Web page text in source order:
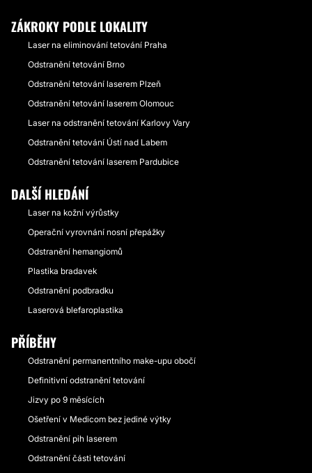
ZÁKROKY PODLE LOKALITY
Laser na eliminování tetování Praha
Odstranění tetování Brno
Odstranění tetování laserem Plzeň
Odstranění tetování laserem Olomouc
Laser na odstranění tetování Karlovy Vary
Odstranění tetování Ústí nad Labem
Odstranění tetování laserem Pardubice
DALŠÍ HLEDÁNÍ
Laser na kožní výrůstky
Operační vyrovnání nosní přepážky
Odstranění hemangiomů
Plastika bradavek
Odstranění podbradku
Laserová blefaroplastika
PŘÍBĚHY
Odstranění permanentního make-upu obočí
Definitivní odstranění tetování
Jizvy po 9 měsících
Ošetření v Medicom bez jediné výtky
Odstranění pih laserem
Odstranění části tetování